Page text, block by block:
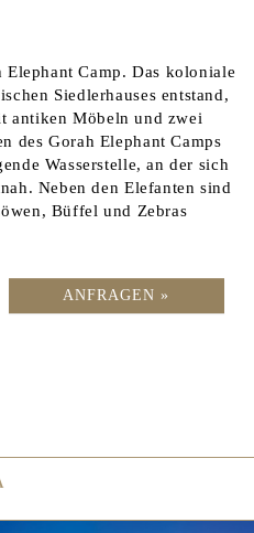
Camp. Das koloniale
Siedlerhauses entstand,
antiken Möbeln und zwei
des Gorah Elephant Camps
Wasserstelle, an der sich
Neben den Elefanten sind
Büffel und Zebras
ANFRAGEN »